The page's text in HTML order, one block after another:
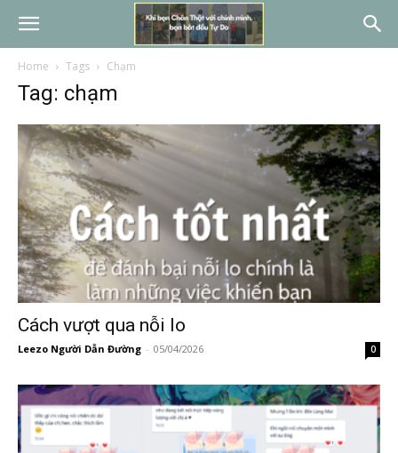
Home Tags Chạm
Tag: chạm
Cách vượt qua nỗi lo
Leezo Người Dẫn Đường - 05/04/2026 0